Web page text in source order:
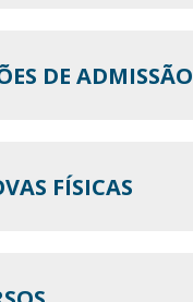
DE ADMISSÃO
FÍSICAS